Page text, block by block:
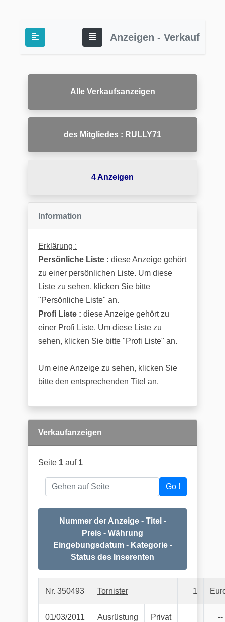
Anzeigen - Verkauf
Alle Verkaufsanzeigen
des Mitgliedes : RULLY71
4 Anzeigen
Information
Erklärung :
Persönliche Liste : diese Anzeige gehört
zu einer persönlichen Liste. Um diese
Liste zu sehen, klicken Sie bitte
"Persönliche Liste" an.
Profi Liste : diese Anzeige gehört zu
einer Profi Liste. Um diese Liste zu
sehen, klicken Sie bitte "Profi Liste" an.
Um eine Anzeige zu sehen, klicken Sie
bitte den entsprechenden Titel an.
Verkaufanzeigen
Seite 1 auf 1
Gehen auf Seite Go !
Nummer der Anzeige - Titel -
Preis - Währung
Eingebungsdatum - Kategorie -
Status des Inserenten
Nr. 350493 Tornister 1
01/03/2011 Ausrüstung Privat --